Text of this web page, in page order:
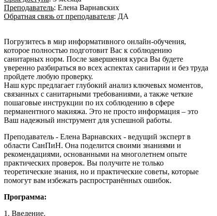
Преподаватель: Елена Варнавских
Обратная связь от преподавателя: ДА
Погрузитесь в мир информативного онлайн-обучения,
которое полностью подготовит Вас к соблюдению
санитарных норм. После завершения курса Вы будете
уверенно разбираться во всех аспектах санитарии и без труда
пройдете любую проверку.
Наш курс предлагает глубокий анализ ключевых моментов,
связанных с санитарными требованиями, а также четкие
пошаговые инструкции по их соблюдению в сфере
перманентного макияжа. Это не просто информация – это
Ваш надежный инструмент для успешной работы.
Преподаватель - Елена Варнавских - ведущий эксперт в
области СанПиН. Она поделится своими знаниями и
рекомендациями, основанными на многолетнем опыте
практических проверок. Вы получите не только
теоретические знания, но и практические советы, которые
помогут вам избежать распространённых ошибок.
Программа:
1. Введение.